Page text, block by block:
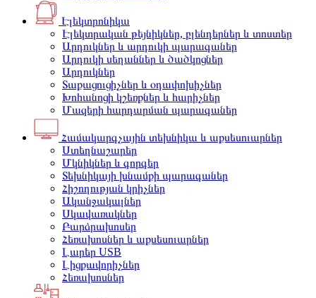
Էլեկտրոնիկա
Էլեկտրական թեյնիկներ, բլենդերներ և տոստեր
Արդուկներ և արդուկի պարագաներ
Արդուկի սեղաններ և ծածկոցներ
Արդուկներ
Տաքացուցիչներ և օդափոխիչներ
Խոհանոցի կշեռքներ և հարիչներ
Մազերի հարդարման պարագաներ
Համակարգչային տեխնիկա և աքսեսուարներ
Ստեղնաշարեր
Մկնիկներ և գորգեր
Տեխնիկայի խնամքի պարագաներ
Հիշողության կրիչներ
Ականջակալներ
Սկավառակներ
Բարձրախոսեր
Հեռախոսներ և աքսեսուարներ
Լարեր USB
Լիցքավորիչներ
Հեռախոսներ